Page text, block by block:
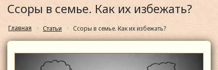
Ссоры в семье. Как их избежать?
Главная Статьи Ссоры в семье. Как их избежать?